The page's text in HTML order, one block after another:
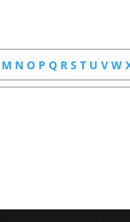
M NO PQ RST UVW